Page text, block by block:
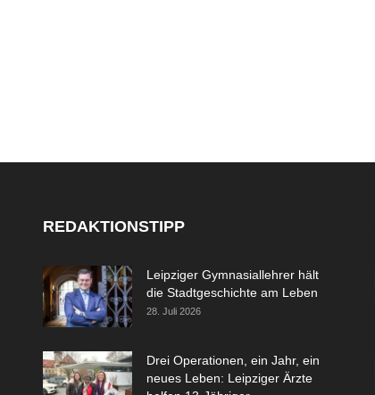
REDAKTIONSTIPP
Leipziger Gymnasiallehrer hält
die Stadtgeschichte am Leben
28. Juli 2026
Drei Operationen, ein Jahr, ein
neues Leben: Leipziger Ärzte